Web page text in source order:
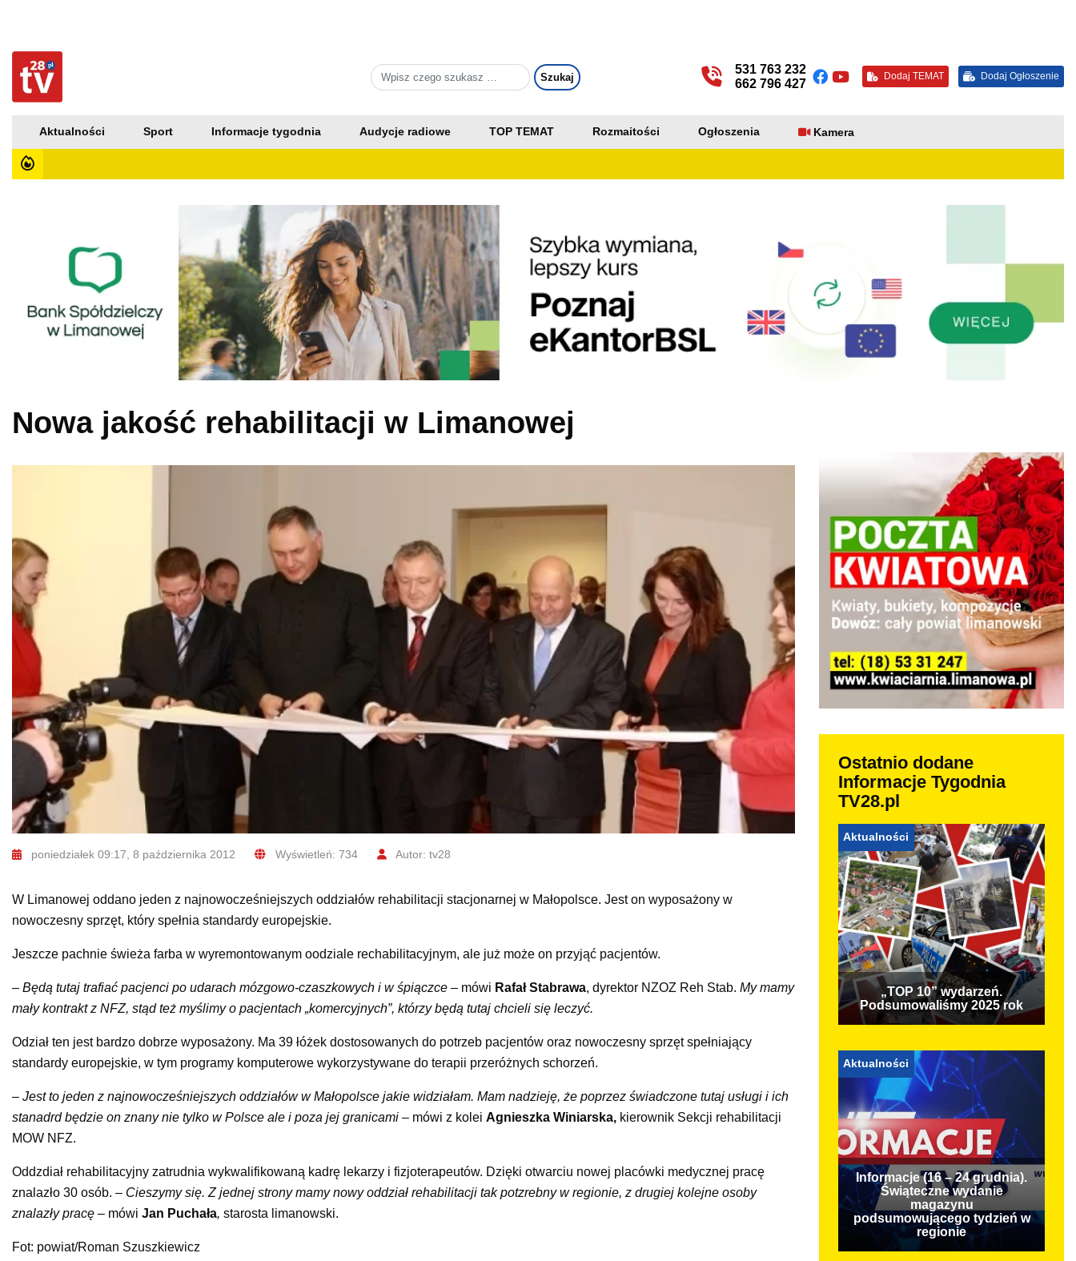
531 763 232
662 796 427
Dodaj TEMAT Dodaj Ogłoszenie
Aktualności Sport Informacje tygodnia Audycje radiowe TOP TEMAT Rozmaitości Ogłoszenia Kamera
Nowa jakość rehabilitacji w Limanowej
poniedziałek 09:17, 8 października 2012 Wyświetleń: 734 Autor: tv28
W Limanowej oddano jeden z najnowocześniejszych oddziałów rehabilitacji stacjonarnej w Małopolsce. Jest on wyposażony w
nowoczesny sprzęt, który spełnia standardy europejskie.
Jeszcze pachnie świeża farba w wyremontowanym oodziale rechabilitacyjnym, ale już może on przyjąć pacjentów.
– Będą tutaj trafiać pacjenci po udarach mózgowo-czaszkowych i w śpiączce – mówi Rafał Stabrawa, dyrektor NZOZ Reh Stab. My mamy
mały kontrakt z NFZ, stąd też myślimy o pacjentach „komercyjnych”, którzy będą tutaj chcieli się leczyć.
Odział ten jest bardzo dobrze wyposażony. Ma 39 łóżek dostosowanych do potrzeb pacjentów oraz nowoczesny sprzęt spełniający
standardy europejskie, w tym programy komputerowe wykorzystywane do terapii przeróżnych schorzeń.
– Jest to jeden z najnowocześniejszych oddziałów w Małopolsce jakie widziałam. Mam nadzieję, że poprzez świadczone tutaj usługi i ich
stanadrd będzie on znany nie tylko w Polsce ale i poza jej granicami – mówi z kolei Agnieszka Winiarska, kierownik Sekcji rehabilitacji
MOW NFZ.
Oddzdiał rehabilitacyjny zatrudnia wykwalifikowaną kadrę lekarzy i fizjoterapeutów. Dzięki otwarciu nowej placówki medycznej pracę
znalazło 30 osób. – Cieszymy się. Z jednej strony mamy nowy oddział rehabilitacji tak potzrebny w regionie, z drugiej kolejne osoby
znalazły pracę – mówi Jan Puchała, starosta limanowski.
Fot: powiat/Roman Szuszkiewicz
Ostatnio dodane
Informacje Tygodnia
TV28.pl
Aktualności
„TOP 10” wydarzeń.
Podsumowaliśmy 2025 rok
Aktualności
Informacje (16 – 24 grudnia).
Świąteczne wydanie
magazynu
podsumowującego tydzień w
regionie